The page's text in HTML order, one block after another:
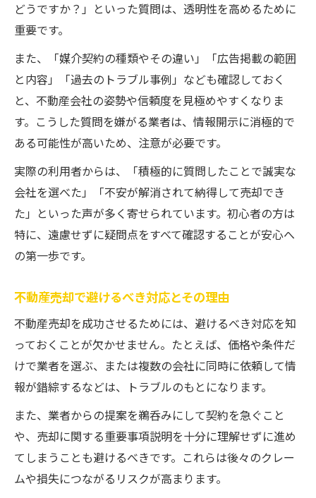
どうですか？」といった質問は、透明性を高めるために
重要です。
また、「媒介契約の種類やその違い」「広告掲載の範囲
と内容」「過去のトラブル事例」なども確認しておく
と、不動産会社の姿勢や信頼度を見極めやすくなりま
す。こうした質問を嫌がる業者は、情報開示に消極的で
ある可能性が高いため、注意が必要です。
実際の利用者からは、「積極的に質問したことで誠実な
会社を選べた」「不安が解消されて納得して売却でき
た」といった声が多く寄せられています。初心者の方は
特に、遠慮せずに疑問点をすべて確認することが安心へ
の第一歩です。
不動産売却で避けるべき対応とその理由
不動産売却を成功させるためには、避けるべき対応を知
っておくことが欠かせません。たとえば、価格や条件だ
けで業者を選ぶ、または複数の会社に同時に依頼して情
報が錯綜するなどは、トラブルのもとになります。
また、業者からの提案を鵜呑みにして契約を急ぐこと
や、売却に関する重要事項説明を十分に理解せずに進め
てしまうことも避けるべきです。これらは後々のクレー
ムや損失につながるリスクが高まります。